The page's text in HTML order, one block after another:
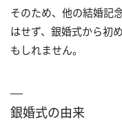
そのため、他の結婚
はせず、銀婚式から初
もしれません。
銀婚式の由来